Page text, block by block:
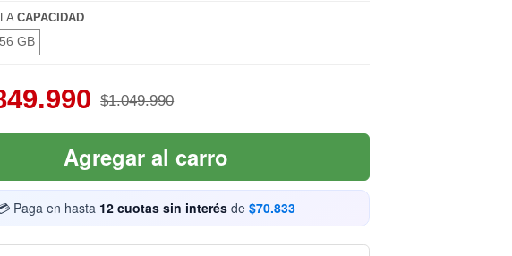
LACAPACIDAD
GB
$1.049.990
Agregar al carro
Paga en hasta 12 cuotas sin interés de$70.833